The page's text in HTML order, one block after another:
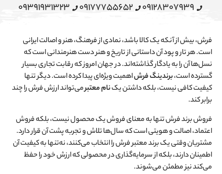
09128307939
09177755652
09391931323
فرش، بیش از آنکه یک کالا باشد، نمادی از فرهنگ، هنر و اصالت ایرانی
است. هر تار و پود آن داستانی از تاریخ و هنر دست هنرمندانی است که
نسل‌ها آن را به یادگار گذاشته‌اند. در جهان امروز که رقابت تجاری بسیار
گسترده است،برندینگ فرشاهمیت ویژه‌ای پیدا کرده است. دیگر تنها
کیفیت کافی نیست، بلکه داشتن یکنام معتبرمی‌تواند ارزش فرش را چند
برابر کند.
فروش برند فرش تنها به معنای فروش یک محصول نیست، بلکه فروش
اعتماد، اصالت و هویتی است که سال‌ها تلاش و تجربه پشت آن قرار دارد.
مشتریان وقتی یک برند معتبر فرش را انتخاب می‌کنند، نه‌تنها به کیفیت آن
اطمینان دارند، بلکه از سرمایه‌گذاری در محصولی که ارزش خود را حفظ
می‌کند نیز مطمئن می‌شوند.